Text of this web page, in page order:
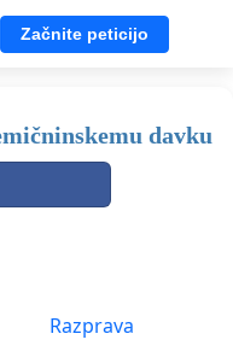
Začnite peticijo
davku
Razprava